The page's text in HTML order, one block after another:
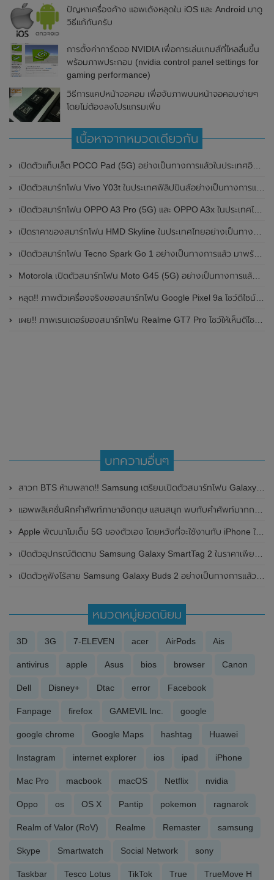
ปัญหาเครื่องค้าง แอพเด้งหลุดใน iOS และ Android มาดู
วิธีแก้กันครับ
การตั้งค่าการ์ดจอ NVIDIA เพื่อการเล่นเกมส์ที่ไหลลื่นขึ้น
พร้อมภาพประกอบ (nvidia control panel settings for
gaming performance)
วิธีการแคปหน้าจอคอม เพื่อจับภาพบนหน้าจอคอมง่ายๆ
โดยไม่ต้องลงโปรแกรมเพิ่ม
เนื้อหาจากหมวดเดียวกัน
เปิดตัวแท็บเล็ต POCO Pad (5G) อย่างเป็นทางการแล้วในประเทศอินเดีย มาพร้อมชิปเซ็ต Snapdragon 7s Gen 2 ของ Qualcomm และรองรับเครือข่าย 5G
เปิดตัวสมาร์ทโฟน Vivo Y03t ในประเทศฟิลิปปินส์อย่างเป็นทางการแล้ว มาพร้อมชิปเซ็ต Unisoc T612 , กล้องหลัง ความละเอียด 13MP , แบตเตอรี่ 5,000mAh และหน้าจอแสดงผล LCD / 90Hz
เปิดตัวสมาร์ทโฟน OPPO A3 Pro (5G) และ OPPO A3x ในประเทศไทยอย่างเป็นทางการแล้ว ในราคาเริ่มต้นเพียง 3,999 บาท
เปิดราคาของสมาร์ทโฟน HMD Skyline ในประเทศไทยอย่างเป็นทางการแล้ว ราคา 14,990 บาท
เปิดตัวสมาร์ทโฟน Tecno Spark Go 1 อย่างเป็นทางการแล้ว มาพร้อมหน้าจอแสดงผล LCD / 120Hz , แบตเตอรี่ 5,000mAh และใช้ชิปเซ็ต Unisoc
Motorola เปิดตัวสมาร์ทโฟน Moto G45 (5G) อย่างเป็นทางการแล้วในอินเดีย
หลุด!! ภาพตัวเครื่องจริงของสมาร์ทโฟน Google Pixel 9a โชว์ดีไซน์ใหม่ กล้องหลังแบนราบ ไม่มีกรอบของกล้องแล้ว
เผย!! ภาพเรนเดอร์ของสมาร์ทโฟน Realme GT7 Pro โชว์ให้เห็นดีไซน์ใหม่ พร้อมเผยรายละเอียดสเปกที่สำคัญบางส่วน
บทความอื่นๆ
สาวก BTS ห้ามพลาด!! Samsung เตรียมเปิดตัวสมาร์ทโฟน Galaxy S20+ และหูฟังไร้สาย Galaxy Buds + เวอร์ชั่นพิเศษ BTS Edition
แอพพลิเคชั่นฝึกคำศัพท์ภาษาอังกฤษ แสนสนุก พบกับคำศัพท์มากกว่า 1000 คำ
Apple พัฒนาโมเด็ม 5G ของตัวเอง โดยหวังที่จะใช้งานกับ iPhone ในปี 2022
เปิดตัวอุปกรณ์ติดตาม Samsung Galaxy SmartTag 2 ในราคาเพียง 990 บาท
เปิดตัวหูฟังไร้สาย Samsung Galaxy Buds 2 อย่างเป็นทางการแล้ว ดีไซน์ตัวเครื่องน้ำหนักเบา มาพร้อมระบบตัดเสียงรบกวน ANC
หมวดหมู่ยอดนิยม
3D 3G 7-ELEVEN acer AirPods Ais
antivirus apple Asus bios browser Canon
Dell Disney+ Dtac error Facebook
Fanpage firefox GAMEVIL Inc. google
google chrome Google Maps hashtag Huawei
Instagram internet explorer ios ipad iPhone
Mac Pro macbook macOS Netflix nvidia
Oppo os OS X Pantip pokemon ragnarok
Realm of Valor (RoV) Realme Remaster samsung
Skype Smartwatch Social Network sony
Taskbar Tesco Lotus TikTok True TrueMove H